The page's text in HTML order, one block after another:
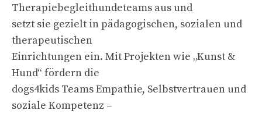
Therapiebegleithundeteams aus und
setzt sie gezielt in pädagogischen, sozialen und
therapeutischen
Einrichtungen ein. Mit Projekten wie „Kunst &
Hund“ fördern die
dogs4kids Teams Empathie, Selbstvertrauen und
soziale Kompetenz –